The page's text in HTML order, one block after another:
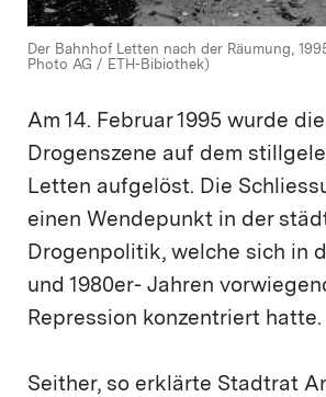
Der Bahnhof Letten nach der Räumung,
Photo AG / ETH-Bibiothek)
Am 14. Februar 1995 wurde
Drogenszene auf dem
Letten aufgelöst. Die
einen Wendepunkt in der
Drogenpolitik, welche sich in
und 1980er- Jahren
Repression konzentriert hatte.
Seither, so erklärte Stadtrat